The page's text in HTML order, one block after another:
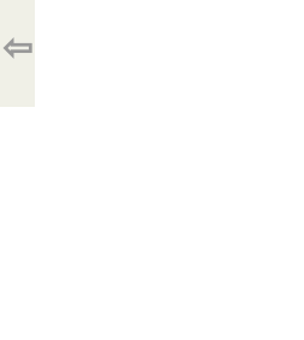
⇦